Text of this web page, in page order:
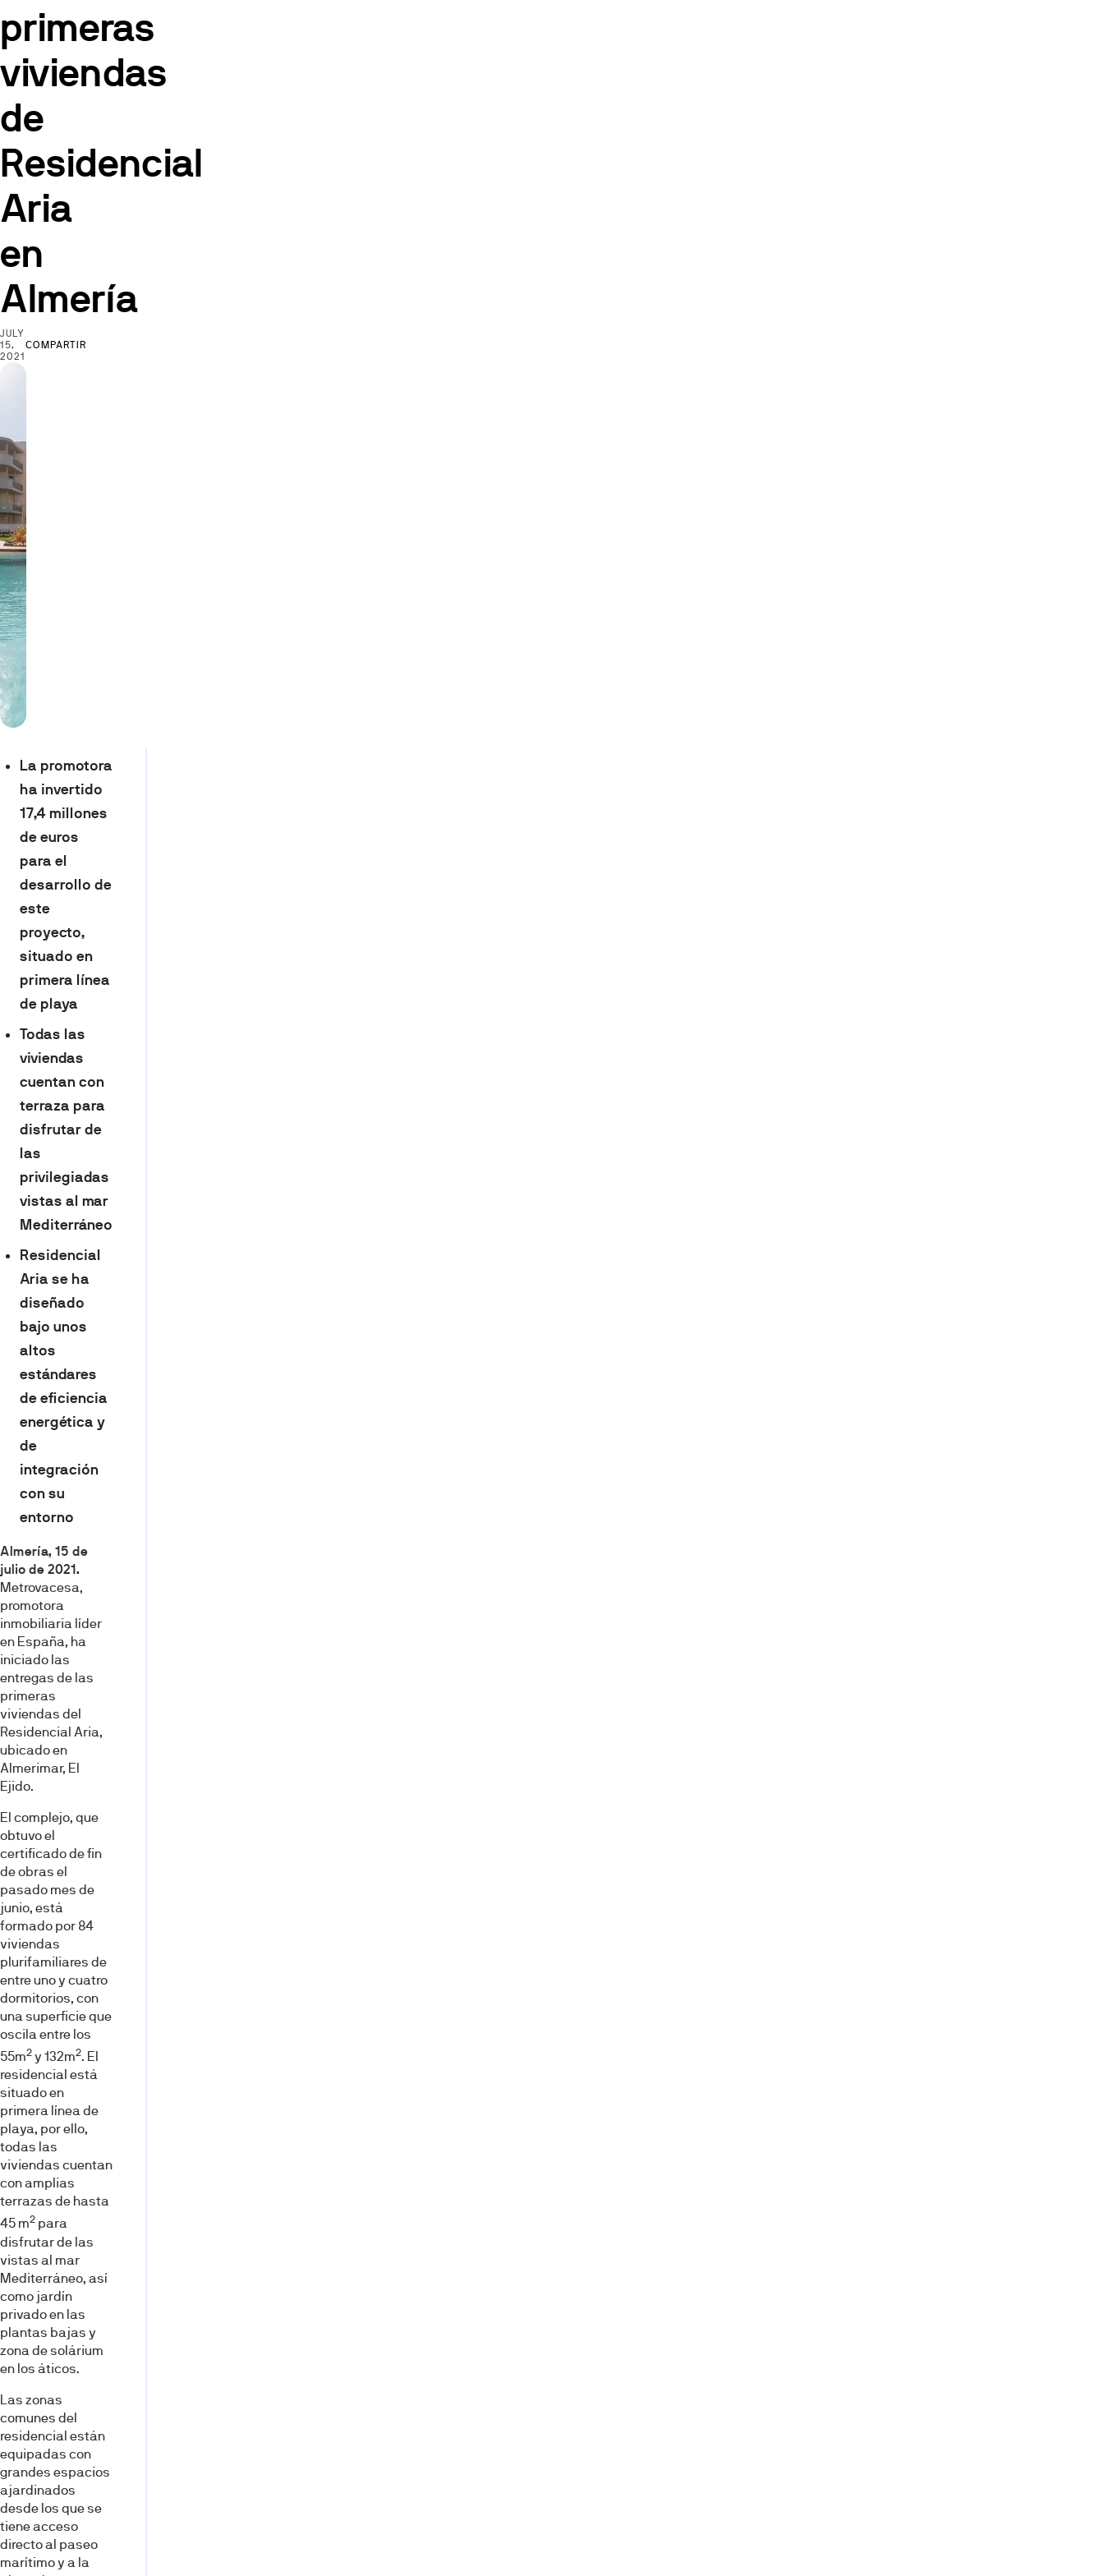
primeras
viviendas
de
Residencial
Aria
en
Almería
JULY
15,
2021
COMPARTIR
La promotora
ha invertido
17,4 millones
de euros
para el
desarrollo de
este
proyecto,
situado en
primera línea
de playa
Todas las
viviendas
cuentan con
terraza para
disfrutar de
las
privilegiadas
vistas al mar
Mediterráneo
Residencial
Aria se ha
diseñado
bajo unos
altos
estándares
de eficiencia
energética y
de
integración
con su
entorno
Almería, 15 de
julio de 2021.
Metrovacesa,
promotora
inmobiliaria líder
en España, ha
iniciado las
entregas de las
primeras
viviendas del
Residencial Aria,
ubicado en
Almerimar, El
Ejido.
El complejo, que
obtuvo el
certificado de fin
de obras el
pasado mes de
junio, está
formado por 84
viviendas
plurifamiliares de
entre uno y cuatro
dormitorios, con
una superficie que
oscila entre los
55m2 y 132m2. El
residencial está
situado en
primera línea de
playa, por ello,
todas las
viviendas cuentan
con amplias
terrazas de hasta
45 m2 para
disfrutar de las
vistas al mar
Mediterráneo, así
como jardín
privado en las
plantas bajas y
zona de solárium
en los áticos.
Las zonas
comunes del
residencial están
equipadas con
grandes espacios
ajardinados
desde los que se
tiene acceso
directo al paseo
marítimo y a la